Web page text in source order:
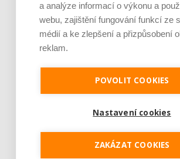
Je jen pro sportovce, přiberu po
stravě ho mám dostatek. Znáte
Pojem protein již nějakou dobu
se o ně...
a analýze informací o výkonu a
webu, zajištění fungování funkcí ze
médií a ke zlepšení a přizpůsobení
reklam.
POVOLIT COOKIES
Nastavení cookies
ZAKÁZAT COOKIES